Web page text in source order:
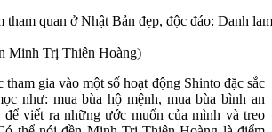
Minh Trị Thiên Hoàng)
gia vào một số hoạt động Shinto đặc sắc
như: mua bùa hộ mệnh, mua bùa bình an
để viết ra những ước muốn của mình và treo